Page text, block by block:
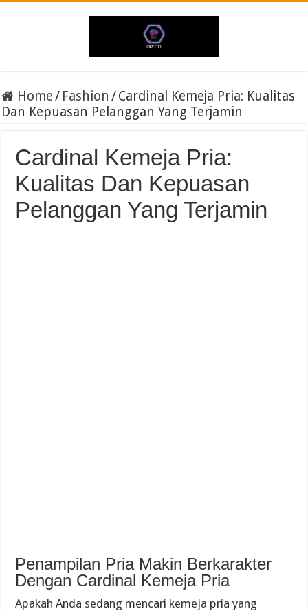
Home/ Fashion /Cardinal Kemeja Pria: Kualitas
Dan Kepuasan Pelanggan Yang Terjamin
Cardinal Kemeja Pria:
Kualitas Dan Kepuasan
Pelanggan Yang Terjamin
Penampilan Pria Makin Berkarakter
Dengan Cardinal Kemeja Pria
Apakah Anda sedang mencari kemeja pria yang